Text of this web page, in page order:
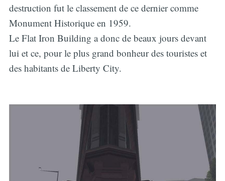
destruction fut le classement de ce dernier comme
Monument Historique en 1959.
Le Flat Iron Building a donc de beaux jours devant
lui et ce, pour le plus grand bonheur des touristes et
des habitants de Liberty City.